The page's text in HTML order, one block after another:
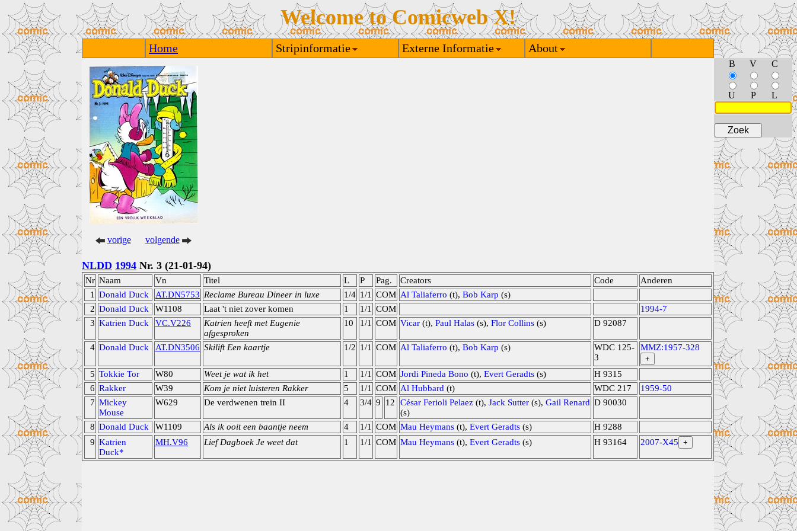
Welcome to Comicweb X!
Home Stripinformatie Externe Informatie About
vorige volgende
NLDD 1994 Nr. 3 (21-01-94)
Nr Naam Vn Titel L P Pag. Creators Code
Anderen
1
Donald Duck AT.DN5753 Reclame Bureau Dineer in luxe 1/4 1/1 COM Al Taliaferro (t), Bob Karp (s)
2 Donald Duck W1108 Laat 't niet zover komen 1 1/1 COM
1994-7
3 Katrien Duck VC.V226
Katrien heeft met Eugenie
afgesproken
10 1/1 COM Vicar (t), Paul Halas (s), Flor Collins (s) D 92087
4 Donald Duck AT.DN3506 Skilift Een kaartje 1/2 1/1 COM Al Taliaferro (t), Bob Karp (s)
WDC 125-
3
MMZ:1957-328
+
5 Tokkie Tor W80 Weet je wat ik het 1 1/1 COM Jordi Pineda Bono (t), Evert Geradts (s)
H 9315
6 Rakker W39 Kom je niet luisteren Rakker 5 1/1 COM Al Hubbard (t) WDC 217
1959-50
7 Mickey
Mouse
W629 De verdwenen trein II 4 3/4 9 12 César Ferioli Pelaez (t), Jack Sutter (s), Gail Renard
(s)
D 90030
8 Donald Duck W1109 Als ik ooit een baantje neem 4 1/1 COM Mau Heymans (t), Evert Geradts (s)
H 9288
9 Katrien
Duck*
MH.V96 Lief Dagboek Je weet dat 1 1/1 COM Mau Heymans (t), Evert Geradts (s) H 93164 2007-X45 +
B V C
U P L